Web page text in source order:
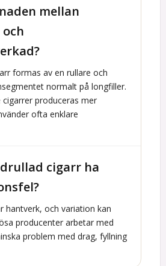
mellan
formas av en rullare och
normalt på longfiller.
cigarrer produceras mer
ofta enklare
cigarr ha
hantverk, och variation kan
producenter arbetar med
problem med drag, fyllning